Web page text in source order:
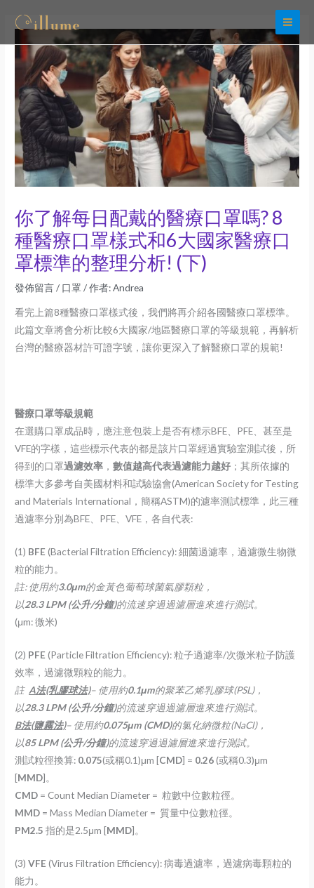
主
你了解每日配戴的醫療口罩嗎? 8
種醫療口罩樣式和6大國家醫療口
罩標準的整理分析! (下)
發佈留言/ 口罩 / 作者:Andrea
看完上篇8種醫療口罩樣式後，我們將再介紹各國醫療口罩標準。
此篇文章將會分析比較6大國家/地區醫療口罩的等級規範，再解析
台灣的醫療器材許可證字號，讓你更深入了解醫療口罩的規範!
醫療口罩等級規範
在選購口罩成品時，應注意包裝上是否有標示BFE、PFE、甚至是
VFE的字樣，這些標示代表的都是該片口罩經過實驗室測試後，所
得到的口罩過濾效率 ，數值越高代表過濾能力越好 ；其所依據的
標準大多參考自美國材料和試驗協會(American Society for Testing
and Materials International，簡稱ASTM)的濾率測試標準，此三種
過濾率分別為BFE、PFE、VFE，各自代表:
(1) BFE(Bacterial Filtration Efficiency): 細菌過濾率，過濾微生物微
粒的能力。
註: 使用約3.0μm的金黃色葡萄球菌氣膠顆粒，
以28.3 LPM (公升/分鐘)的流速穿過過濾層進來進行測試。
(μm: 微米)
(2) PFE (Particle Filtration Efficiency): 粒子過濾率/次微米粒子防護
效率，過濾微顆粒的能力。
註 A法(乳膠球法)– 使用約0.1μm的聚苯乙烯乳膠球(PSL)，
以28.3 LPM (公升/分鐘)的流速穿過過濾層進來進行測試。
B法(鹽霧法)– 使用約0.075μm (CMD)的氯化納微粒(NaCl)，
以85 LPM (公升/分鐘)的流速穿過過濾層進來進行測試。
測試粒徑換算: 0.075(或稱0.1)μm [CMD] = 0.26(或稱0.3)μm
[MMD]。
CMD = Count Median Diameter = 粒數中位數粒徑。
MMD = Mass Median Diameter = 質量中位數粒徑。
PM2.5指的是2.5μm [MMD]。
(3)VFE (Virus Filtration Efficiency): 病毒過濾率，過濾病毒顆粒的
能力。